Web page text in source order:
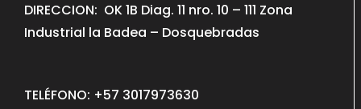
DIRECCION: OK 1B Diag. 11 nro. 10 – 111 Zona
Industrial la Badea – Dosquebradas
TELÉFONO: +57 3017973630